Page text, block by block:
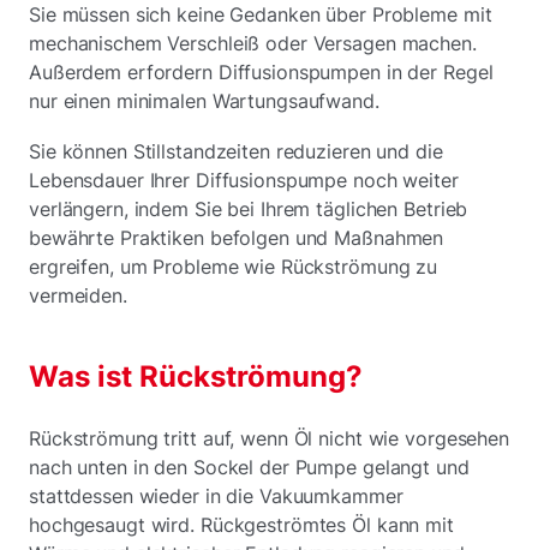
Sie müssen sich keine Gedanken über Probleme mit
mechanischem Verschleiß oder Versagen machen.
Außerdem erfordern Diffusionspumpen in der Regel
nur einen minimalen Wartungsaufwand.
Sie können Stillstandzeiten reduzieren und die
Lebensdauer Ihrer Diffusionspumpe noch weiter
verlängern, indem Sie bei Ihrem täglichen Betrieb
bewährte Praktiken befolgen und Maßnahmen
ergreifen, um Probleme wie Rückströmung zu
vermeiden.
Was ist Rückströmung?
Rückströmung tritt auf, wenn Öl nicht wie vorgesehen
nach unten in den Sockel der Pumpe gelangt und
stattdessen wieder in die Vakuumkammer
hochgesaugt wird. Rückgeströmtes Öl kann mit